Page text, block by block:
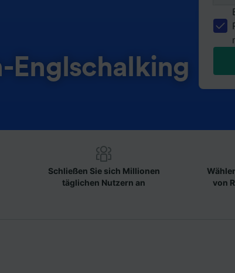
Englschalking
Schließen Sie sich Millionen
täglichen Nutzern an
von